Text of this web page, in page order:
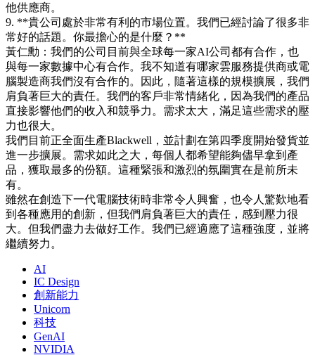
他供應商。
9. **貴公司處於非常有利的市場位置。我們已經討論了很多非
常好的話題。你最擔心的是什麼？**
黃仁勳：我們的公司目前與全球每一家AI公司都有合作，也
與每一家數據中心有合作。我不知道有哪家雲服務提供商或電
腦製造商我們沒有合作的。因此，隨著這樣的規模擴展，我們
肩負著巨大的責任。我們的客戶非常情緒化，因為我們的產品
直接影響他們的收入和競爭力。需求太大，滿足這些需求的壓
力也很大。
我們目前正全面生產Blackwell，並計劃在第四季度開始發貨並
進一步擴展。需求如此之大，每個人都希望能夠儘早拿到產
品，獲取最多的份額。這種緊張和激烈的氛圍實在是前所未
有。
雖然在創造下一代電腦技術時非常令人興奮，也令人驚歎地看
到各種應用的創新，但我們肩負著巨大的責任，感到壓力很
大。但我們盡力去做好工作。我們已經適應了這種強度，並將
繼續努力。
AI
IC Design
創新能力
Unicorn
科技
GenAI
NVIDIA